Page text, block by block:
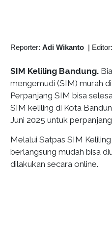
Reporter: Adi Wikanto | Editor:
SIM Keliling Bandung.
mengemudi (SIM) murah
Perpanjang SIM bisa
SIM keliling di Kota
Juni 2025 untuk
Melalui Satpas SIM
berlangsung mudah bisa
dilakukan secara online.